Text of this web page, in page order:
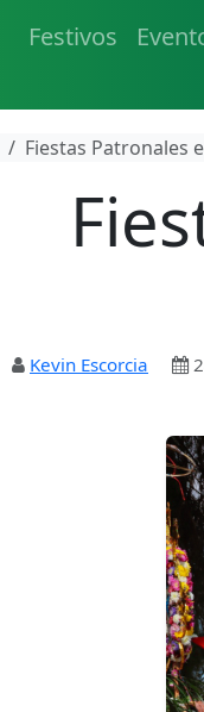
Festivos
Fiestas Patronales
Kevin Escorcia